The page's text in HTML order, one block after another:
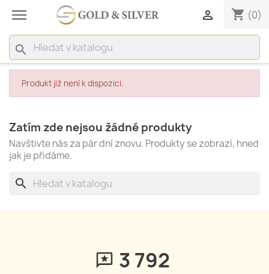
 shopping_cart (0)

search
Produkt již není k dispozici.
Zatím zde nejsou žádné produkty
Navštivte nás za pár dní znovu. Produkty se zobrazí, hned
jak je přidáme.
search
3 792